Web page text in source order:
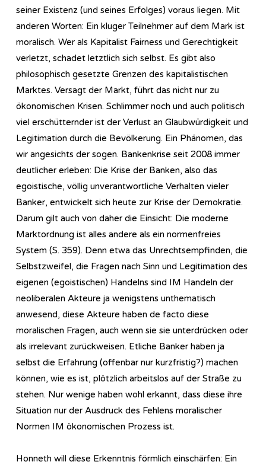
seiner Existenz (und seines Erfolges) voraus liegen. Mit
anderen Worten: Ein kluger Teilnehmer auf dem Mark ist
moralisch. Wer als Kapitalist Fairness und Gerechtigkeit
verletzt, schadet letztlich sich selbst. Es gibt also
philosophisch gesetzte Grenzen des kapitalistischen
Marktes. Versagt der Markt, führt das nicht nur zu
ökonomischen Krisen. Schlimmer noch und auch politisch
viel erschütternder ist der Verlust an Glaubwürdigkeit und
Legitimation durch die Bevölkerung. Ein Phänomen, das
wir angesichts der sogen. Bankenkrise seit 2008 immer
deutlicher erleben: Die Krise der Banken, also das
egoistische, völlig unverantwortliche Verhalten vieler
Banker, entwickelt sich heute zur Krise der Demokratie.
Darum gilt auch von daher die Einsicht: Die moderne
Marktordnung ist alles andere als ein normenfreies
System (S. 359). Denn etwa das Unrechtsempfinden, die
Selbstzweifel, die Fragen nach Sinn und Legitimation des
eigenen (egoistischen) Handelns sind IM Handeln der
neoliberalen Akteure ja wenigstens unthematisch
anwesend, diese Akteure haben de facto diese
moralischen Fragen, auch wenn sie sie unterdrücken oder
als irrelevant zurückweisen. Etliche Banker haben ja
selbst die Erfahrung (offenbar nur kurzfristig?) machen
können, wie es ist, plötzlich arbeitslos auf der Straße zu
stehen. Nur wenige haben wohl erkannt, dass diese ihre
Situation nur der Ausdruck des Fehlens moralischer
Normen IM ökonomischen Prozess ist.
Honneth will diese Erkenntnis förmlich einschärfen: Ein